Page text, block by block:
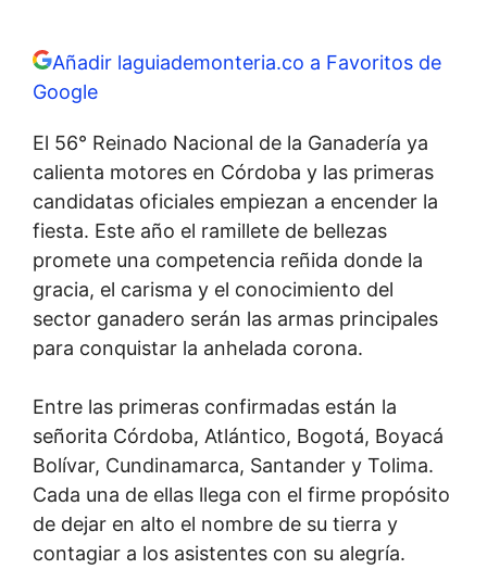
Añadir laguiademonteria.co a Favoritos de
Google
El 56° Reinado Nacional de la Ganadería ya
calienta motores en Córdoba y las primeras
candidatas oficiales empiezan a encender la
fiesta. Este año el ramillete de bellezas
promete una competencia reñida donde la
gracia, el carisma y el conocimiento del
sector ganadero serán las armas principales
para conquistar la anhelada corona.
Entre las primeras confirmadas están la
señorita Córdoba, Atlántico, Bogotá, Boyacá
Bolívar, Cundinamarca, Santander y Tolima.
Cada una de ellas llega con el firme propósito
de dejar en alto el nombre de su tierra y
contagiar a los asistentes con su alegría.